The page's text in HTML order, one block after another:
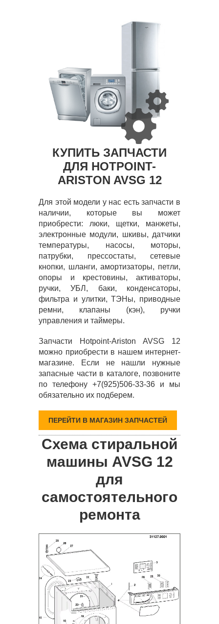
КУПИТЬ ЗАПЧАСТИ
ДЛЯ HOTPOINT-
ARISTON AVSG 12
Для этой модели у нас есть запчасти в
наличии, которые вы может
приобрести: люки, щетки, манжеты,
электронные модули, шкивы, датчики
температуры, насосы, моторы,
патрубки, прессостаты, сетевые
кнопки, шланги, амортизаторы, петли,
опоры и крестовины, активаторы,
ручки, УБЛ, баки, конденсаторы,
фильтра и улитки, ТЭНы, приводные
ремни, клапаны (кэн), ручки
управления и таймеры.
Запчасти Hotpoint-Ariston AVSG 12
можно приобрести в нашем интернет-
магазине. Если не нашли нужные
запасные части в каталоге, позвоните
по телефону +7(925)506-33-36 и мы
обязательно их подберем.
ПЕРЕЙТИ В МАГАЗИН ЗАПЧАСТЕЙ
Схема стиральной
машины AVSG 12
для
самостоятельного
ремонта